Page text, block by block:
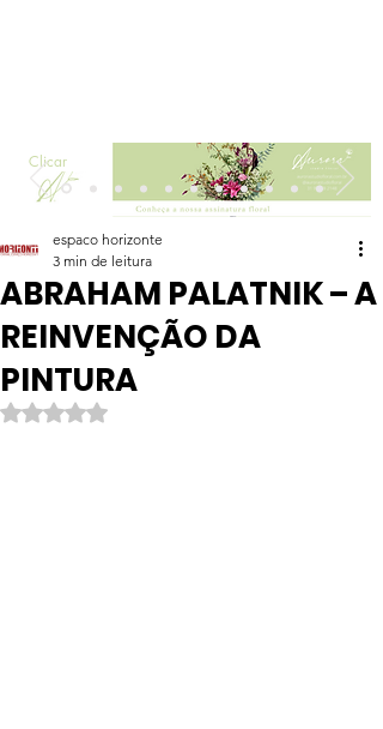
Clicar
ABRAHAM PALATNIK – A
REINVENÇÃO DA
PINTURA
espaco horizonte
3 min de leitura
Avaliado com NaN de 5 estrelas.